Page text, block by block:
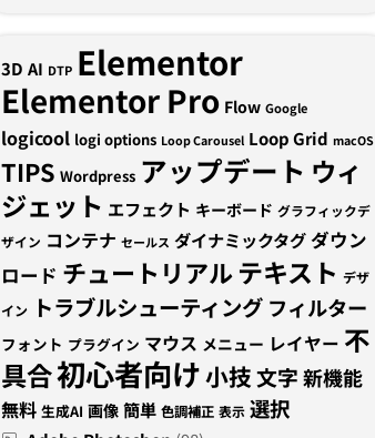
3D AI DTP Elementor
Elementor Pro Flow Google
logicool logi options Loop Carousel Loop Grid macOS
TIPS Wordpress アップデート ウィ
ジェット エフェクト キーボード グラフィックデ
ザイン コンテナ セールス ダイナミックタグダウン
ロード チュートリアルテキスト デザ
イン
トラブルシューティング フィルター
フォント プラグイン マウス メニュー レイヤー 不
具合初心者向け小技文字新機能
無料 生成AI 画像 簡単 色調補正 表示 選択